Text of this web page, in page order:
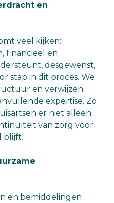
en
veel kijken:
financieel en
desgewenst,
stap in dit proces. We
en verwijzen
expertise. Zo
er niet alleen
van zorg voor
blijft.
en bemiddelingen